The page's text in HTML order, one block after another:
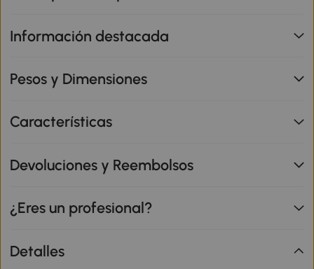
Información destacada
Pesos y Dimensiones
Características
Devoluciones y Reembolsos
¿Eres un profesional?
Detalles